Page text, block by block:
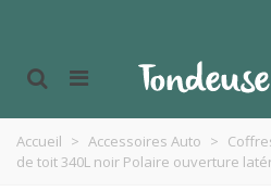
Accueil > Accessoires Auto >
de toit 340L noir Polaire ouverture